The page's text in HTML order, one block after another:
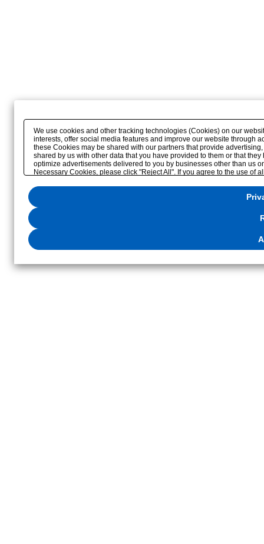
We use cookies and other tracking technologies (Cookies) on our
interests, offer social media features and improve our website through
these Cookies may be shared with our partners that provide
shared by us with other data that you have provided to them or that
optimize advertisements delivered to you by businesses other than us
Necessary Cookies, please click "Reject All". If you agree to the use of
website or through the"Privacy Settings"button (or link) located in our